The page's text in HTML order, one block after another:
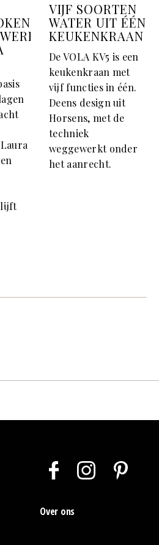
VIJF SOORTEN
WATER UIT ÉÉN
KEUKENKRAAN
De VOLA KV5 is een
keukenkraan met
vijf functies in één.
Deens design uit
Horsens, met de
techniek
weggewerkt onder
het aanrecht.
Over ons